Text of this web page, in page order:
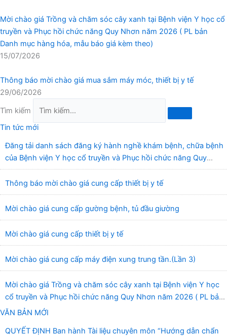
Mời chào giá Trồng và chăm sóc cây xanh tại Bệnh viện Y học cổ
truyền và Phục hồi chức năng Quy Nhơn năm 2026 ( PL bản
Danh mục hàng hóa, mẫu báo giá kèm theo)
15/07/2026
Thông báo mời chào giá mua sắm máy móc, thiết bị y tế
29/06/2026
Tìm kiếm
Tin tức mới
Đăng tải danh sách đăng ký hành nghề khám bệnh, chữa bệnh
của Bệnh viện Y học cổ truyền và Phục hồi chức năng Quy
Nhơn (22/6/2026)
Thông báo mời chào giá cung cấp thiết bị y tế
Mời chào giá cung cấp gường bệnh, tủ đầu giường
Mời chào giá cung cấp thiết bị y tế
Mời chào giá cung cấp máy điện xung trung tần.(Lần 3)
Mời chào giá Trồng và chăm sóc cây xanh tại Bệnh viện Y học
cổ truyền và Phục hồi chức năng Quy Nhơn năm 2026 ( PL bản
Danh mục hàng hóa, mẫu báo giá kèm theo)
VĂN BẢN MỚI
QUYẾT ĐỊNH Ban hành Tài liệu chuyên môn “Hướng dẫn chẩn